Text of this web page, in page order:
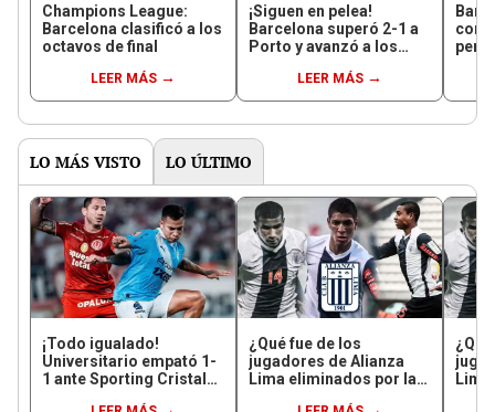
Champions League:
Barcelona clasificó a los
octavos de final
LEER MÁS
¡Siguen en pelea!
Barcelona superó 2-1 a
Porto y avanzó a los
Champions League
LEER MÁS
con
LO MÁS VISTO LO ÚLTIMO
¡Todo igualado!
Universitario empató 1-
1 ante Sporting Cristal
¿Qué fue de los
jugadores de Alianza
Lima eliminados por la